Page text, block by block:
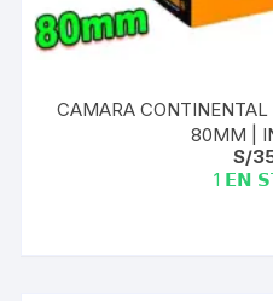
CAMARA
80MM |
S/
1 𝗘𝗡